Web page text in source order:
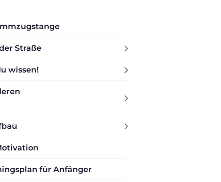
Straße
wissen!
für Anfänger